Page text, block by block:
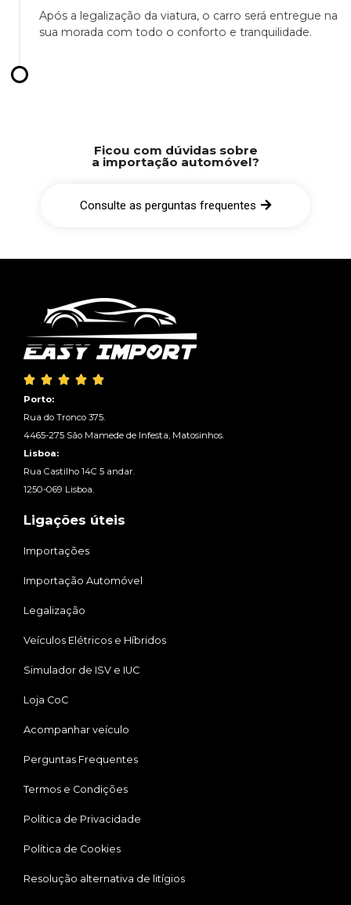
Após a legalização da viatura, o carro será entregue na
sua morada com todo o conforto e tranquilidade.
Ficou com dúvidas sobre
a importação automóvel?
Consulte as perguntas frequentes
    
Porto:
Rua do Tronco 375.
4465-275 São Mamede de Infesta, Matosinhos.
Lisboa:
Rua Castilho 14C 5 andar.
1250-069 Lisboa.
Ligações úteis
Importações
Importação Automóvel
Legalização
Veículos Elétricos e Híbridos
Simulador de ISV e IUC
Loja CoC
Acompanhar veículo
Perguntas Frequentes
Termos e Condições
Política de Privacidade
Política de Cookies
Resolução alternativa de litígios